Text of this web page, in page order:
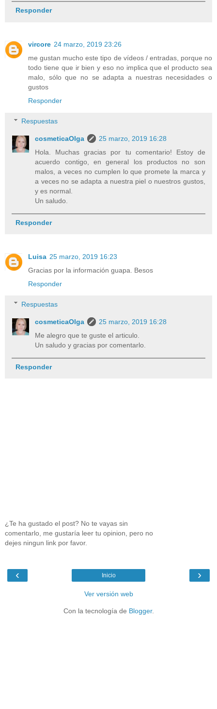
Responder
vircore 24 marzo, 2019 23:26
me gustan mucho este tipo de vídeos / entradas, porque no
todo tiene que ir bien y eso no implica que el producto sea
malo, sólo que no se adapta a nuestras necesidades o
gustos
Responder
Respuestas
cosmeticaOlga
25 marzo, 2019 16:28
Hola. Muchas gracias por tu comentario! Estoy de
acuerdo contigo, en general los productos no son
malos, a veces no cumplen lo que promete la marca y
a veces no se adapta a nuestra piel o nuestros gustos,
y es normal.
Un saludo.
Responder
Luisa 25 marzo, 2019 16:23
Gracias por la información guapa. Besos
Responder
Respuestas
cosmeticaOlga
25 marzo, 2019 16:28
Me alegro que te guste el articulo.
Un saludo y gracias por comentarlo.
Responder
¿Te ha gustado el post? No te vayas sin
comentarlo, me gustaría leer tu opinion, pero no
dejes ningun link por favor.
‹ ›
Inicio
Ver versión web
Con la tecnología de Blogger.